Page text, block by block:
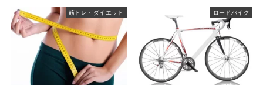
筋トレ・ダイエット ロードバイク